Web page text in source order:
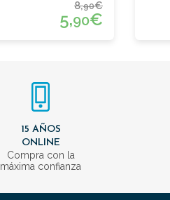
8,90€
5,90€
15 AÑOS
ONLINE
Compra con la
máxima confianza